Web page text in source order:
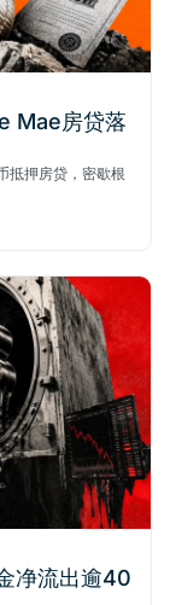
Mae房贷落
抵押房贷，密歇根
净流出逾40